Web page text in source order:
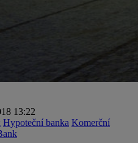
13:22
Hypoteční banka Komerční